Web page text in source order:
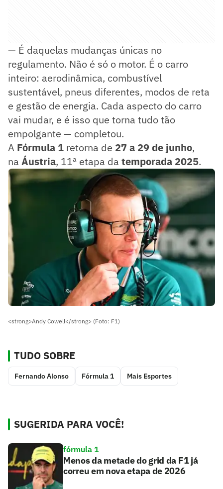
— É daquelas mudanças únicas no
regulamento. Não é só o motor. É o carro
inteiro: aerodinâmica, combustível
sustentável, pneus diferentes, modos de reta
e gestão de energia. Cada aspecto do carro
vai mudar, e é isso que torna tudo tão
empolgante — completou.
A Fórmula 1 retorna de 27 a 29 de junho,
na Áustria, 11ª etapa da temporada 2025.
<strong>Andy Cowell</strong> (Foto: F1)
TUDO SOBRE
Fernando Alonso Fórmula 1 Mais Esportes
SUGERIDA PARA VOCÊ!
fórmula 1
Menos da metade do grid da F1 já
correu em nova etapa de 2026